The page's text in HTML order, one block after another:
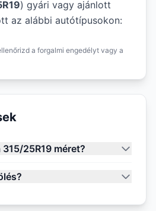
) gyári vagy ajánlott
az alábbi autótípusokon:
a forgalmi engedélyt vagy a
25R19 méret?